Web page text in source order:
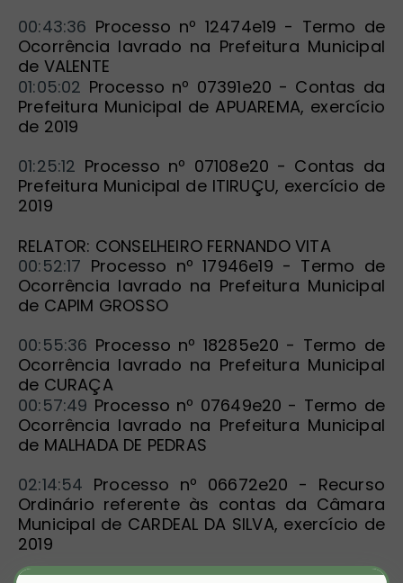
00:43:36 Processo nº 12474e19 - Termo de
Ocorrência lavrado na Prefeitura Municipal
de VALENTE
01:05:02 Processo nº 07391e20 - Contas da
Prefeitura Municipal de APUAREMA, exercício
de 2019
01:25:12 Processo nº 07108e20 - Contas da
Prefeitura Municipal de ITIRUÇU, exercício de
2019
RELATOR: CONSELHEIRO FERNANDO VITA
00:52:17 Processo nº 17946e19 - Termo de
Ocorrência lavrado na Prefeitura Municipal
de CAPIM GROSSO
00:55:36 Processo nº 18285e20 - Termo de
Ocorrência lavrado na Prefeitura Municipal
de CURAÇA
00:57:49 Processo nº 07649e20 - Termo de
Ocorrência lavrado na Prefeitura Municipal
de MALHADA DE PEDRAS
02:14:54 Processo nº 06672e20 - Recurso
Ordinário referente às contas da Câmara
Municipal de CARDEAL DA SILVA, exercício de
2019